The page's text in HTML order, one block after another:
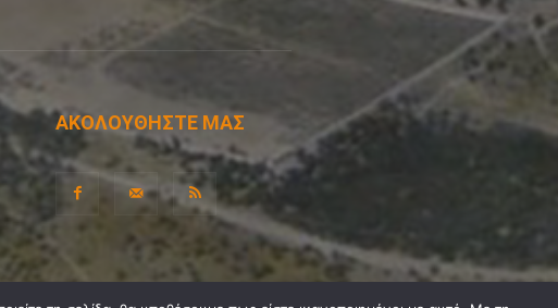
ΑΚΟΛΟΥΘΗΣΤΕ ΜΑΣ